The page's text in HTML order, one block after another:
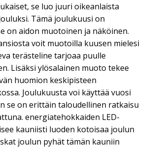
se luo juuri oikeanlaista
Tämä joulukuusi on
on aidon muotoinen ja näköinen.
voit muotoilla kuusen mielesi
terästeline tarjoaa puulle
Lisäksi ylösalainen muoto tekee
huomion keskipisteen
Joulukuusta voi käyttää vuosi
se on erittäin taloudellinen ratkaisu
energiatehokkaiden LED-
kauniisti luoden kotoisaa joulun
joulun pyhät tämän kauniin